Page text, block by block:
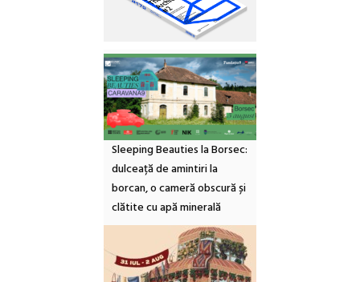
Sleeping Beauties la Borsec:
dulceață de amintiri la
borcan, o cameră obscură și
clătite cu apă minerală